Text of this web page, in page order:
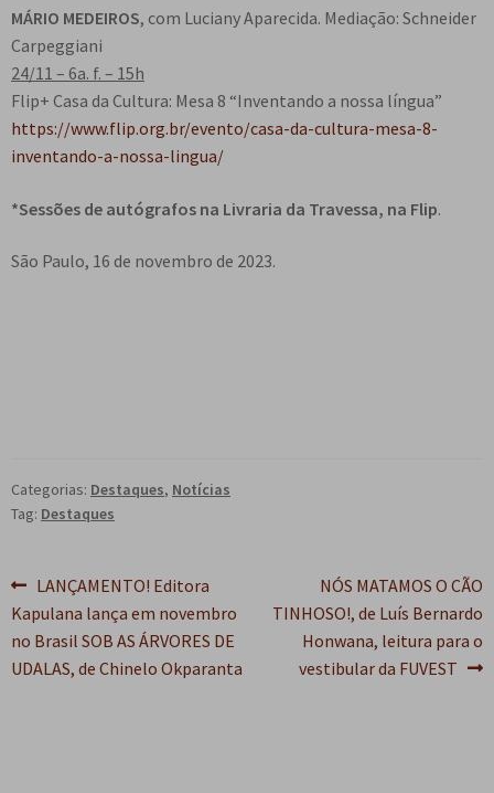
MÁRIO MEDEIROS, com Luciany Aparecida. Mediação: Schneider
Carpeggiani
24/11 – 6a. f. – 15h
Flip+ Casa da Cultura: Mesa 8 “Inventando a nossa língua”
https://www.flip.org.br/evento/casa-da-cultura-mesa-8-
inventando-a-nossa-lingua/
*Sessões de autógrafos na Livraria da Travessa, na Flip.
São Paulo, 16 de novembro de 2023.
Categorias: Destaques, Notícias
Tag: Destaques
Navegação
de
Post
Post
anterior:
LANÇAMENTO! Editora
Kapulana lança em novembro
no Brasil SOB AS ÁRVORES DE
UDALAS, de Chinelo Okparanta
Próximo
post:
NÓS MATAMOS O CÃO
TINHOSO!, de Luís Bernardo
Honwana, leitura para o
vestibular da FUVEST